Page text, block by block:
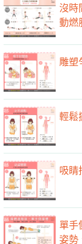
沒時
動燃
雕塑
輕鬆
吸睛
單手
姿勢